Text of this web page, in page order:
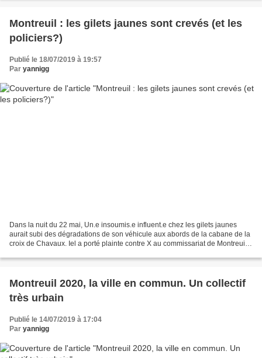
Montreuil : les gilets jaunes sont crevés (et les
policiers?)
Publié le 18/07/2019 à 19:57
Par yannigg
Dans la nuit du 22 mai, Un.e insoumis.e influent.e chez les gilets jaunes
aurait subi des dégradations de son véhicule aux abords de la cabane de la
croix de Chavaux. Iel a porté plainte contre X au commissariat de Montreuil,
Montreuil 2020, la ville en commun. Un collectif
très urbain
Publié le 14/07/2019 à 17:04
Par yannigg